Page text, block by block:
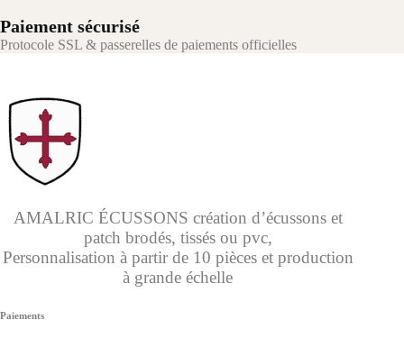
Paiement sécurisé
Protocole SSL & passerelles de paiements officielles
AMALRIC ÉCUSSONS création d’écussons et
patch brodés, tissés ou pvc,
Personnalisation à partir de 10 pièces et production
à grande échelle
Paiements